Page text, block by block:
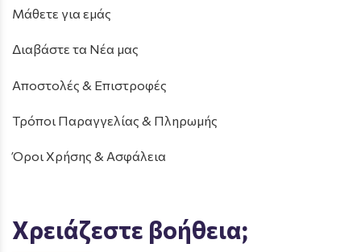
Μάθετε για εμάς
Διαβάστε τα Νέα μας
Αποστολές & Επιστροφές
Τρόποι Παραγγελίας & Πληρωμής
Όροι Χρήσης & Ασφάλεια
Χρειάζεστε βοήθεια;